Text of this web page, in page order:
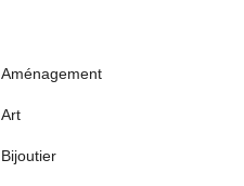
Aménagement
Art
Bijoutier